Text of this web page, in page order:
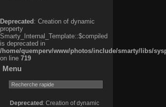
Deprecated : Creation of dynamic
property
Smarty_Internal_Template::$compiled
is deprecated in
/home/quemperv/www/photos/include/smarty/libs/
on line 719
Menu
Deprecated : Creation of dynamic